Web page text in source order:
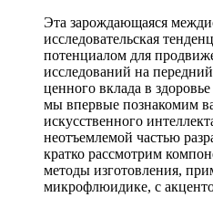
Эта зарождающаяся
исследовательская
потенциалом для
исследований на
ценного вклада в
мы впервые познакомим
искусственного
неотъемлемой частью
кратко рассмотрим
методы изготовления,
микрофлюидике, с